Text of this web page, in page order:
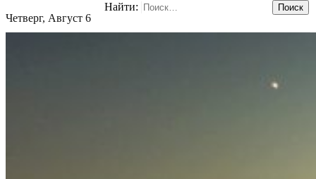
Четверг, Август 6
Найти: